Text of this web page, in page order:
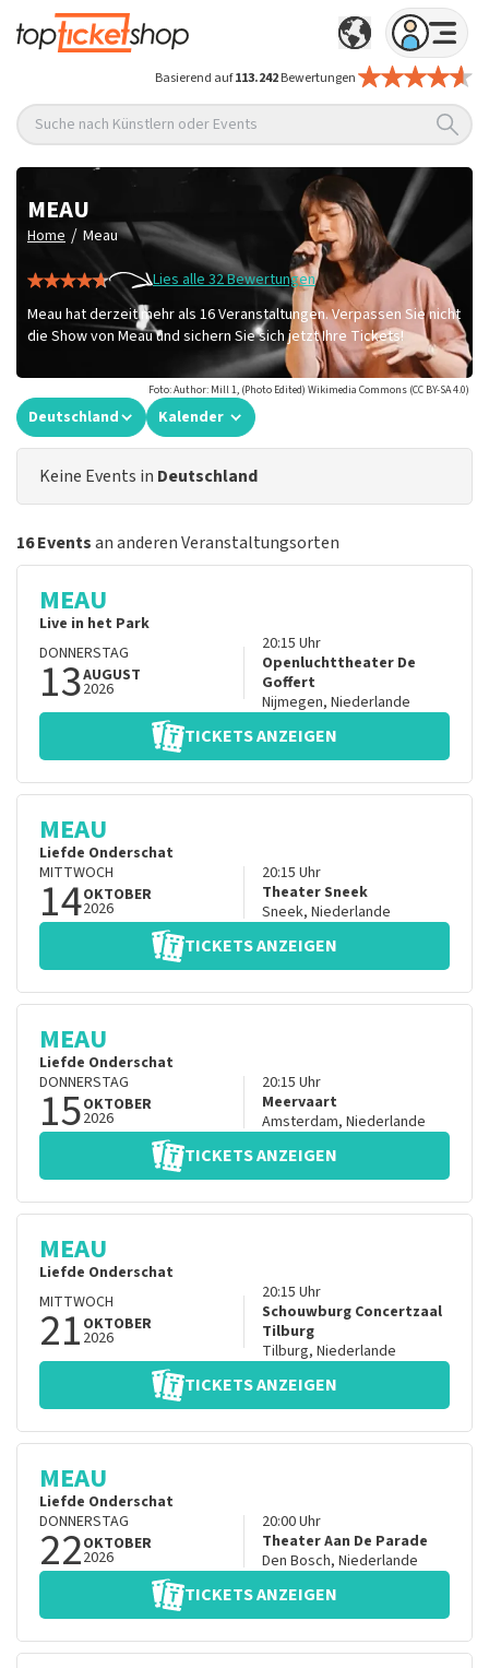
Basierend auf113.242Bewertungen
Suche nach Künstlern oder Events
MEAU
Home / Meau
Lies alle 32 Bewertungen
Meau hat derzeit mehr als 16 Veranstaltungen. Verpassen Sie nicht
die Show von Meau und sichern Sie sich jetzt Ihre Tickets!
Foto: Author: Mill 1, (Photo Edited) Wikimedia Commons (CC BY-SA 4.0)
Deutschland Kalender
Keine Events in Deutschland
16 Eventsan anderen Veranstaltungsorten
MEAU
Live in het Park
DONNERSTAG
13AUGUST
2026
20:15 Uhr
Openluchttheater De
Goffert
Nijmegen, Niederlande
TICKETS ANZEIGEN
MEAU
Liefde Onderschat
MITTWOCH
14OKTOBER
2026
20:15 Uhr
Theater Sneek
Sneek, Niederlande
TICKETS ANZEIGEN
MEAU
Liefde Onderschat
DONNERSTAG
15OKTOBER
2026
20:15 Uhr
Meervaart
Amsterdam, Niederlande
TICKETS ANZEIGEN
MEAU
Liefde Onderschat
MITTWOCH
21 OKTOBER
2026
20:15 Uhr
Schouwburg Concertzaal
Tilburg
Tilburg, Niederlande
TICKETS ANZEIGEN
MEAU
Liefde Onderschat
DONNERSTAG
22OKTOBER
2026
20:00Uhr
Theater Aan De Parade
Den Bosch, Niederlande
TICKETS ANZEIGEN